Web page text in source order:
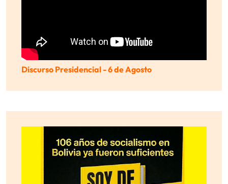
Discurso Presidencial - 6 de Agosto